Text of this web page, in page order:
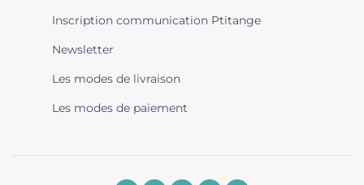
Inscription communication Ptitange
Newsletter
Les modes de livraison
Les modes de paiement